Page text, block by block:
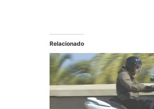
Relacionado